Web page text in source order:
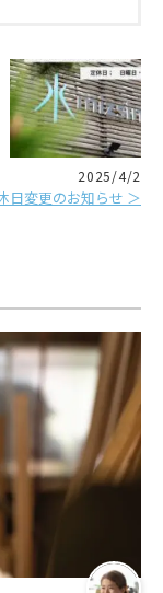
2025/4/2
日変更のお知らせ ＞